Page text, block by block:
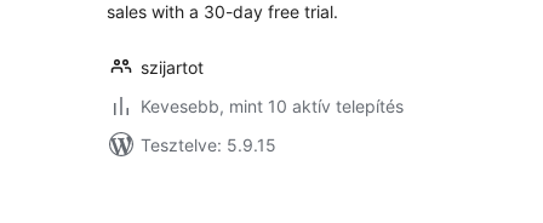
sales with a 30-day free trial.
szijartot
Kevesebb, mint 10 aktív telepítés
Tesztelve: 5.9.15